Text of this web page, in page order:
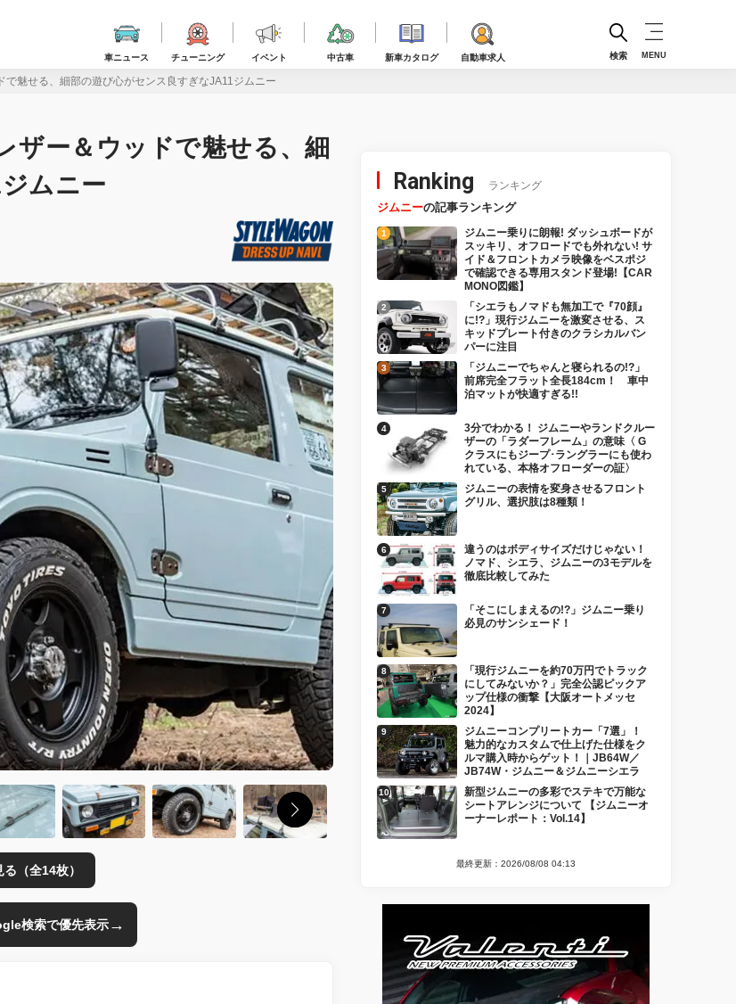
車ニュース チューニング イベント 中古車 新車カタログ 自動車求人 検索 MENU
で魅せる、細部の遊び心がセンス良すぎなJA11ジムニー
ザー＆ウッドで魅せる、細
ムニー
（全14枚）
検索で優先表示→
Ranking ランキング
ジムニーの記事ランキング
ジムニー乗りに朗報! ダッシュボードが
スッキリ、オフロードでも外れない! サ
イド＆フロントカメラ映像をベスポジ
で確認できる専用スタンド登場!【CAR
MONO図鑑】
「シエラもノマドも無加工で『70顔』
に!?」現行ジムニーを激変させる、ス
キッドプレート付きのクラシカルバン
パーに注目
「ジムニーでちゃんと寝られるの!?」
前席完全フラット全長184cm！ 車中
泊マットが快適すぎる!!
3分でわかる！ ジムニーやランドクルー
ザーの「ラダーフレーム」の意味〈 G
クラスにもジープ･ラングラーにも使わ
れている、本格オフローダーの証〉
ジムニーの表情を変身させるフロント
グリル、選択肢は8種類！
違うのはボディサイズだけじゃない！
ノマド、シエラ、ジムニーの3モデルを
徹底比較してみた
「そこにしまえるの!?」ジムニー乗り
必見のサンシェード！
「現行ジムニーを約70万円でトラック
にしてみないか？」完全公認ピックア
ップ仕様の衝撃【大阪オートメッセ
2024】
ジムニーコンプリートカー「7選」！
魅力的なカスタムで仕上げた仕様をク
ルマ購入時からゲット！｜JB64W／
JB74W・ジムニー＆ジムニーシエラ
新型ジムニーの多彩でステキで万能な
シートアレンジについて 【ジムニーオ
ーナーレポート：Vol.14】
最終更新：2026/08/08 04:13